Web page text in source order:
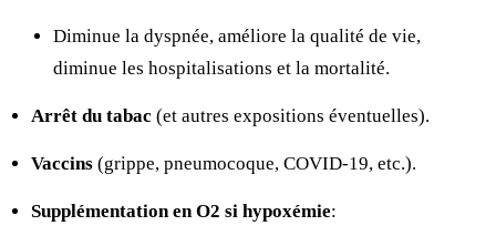
Diminue la dyspnée, améliore la qualité de vie,
diminue les hospitalisations et la mortalité.
Arrêt du tabac (et autres expositions éventuelles).
Vaccins (grippe, pneumocoque, COVID-19, etc.).
Supplémentation en O2 si hypoxémie: